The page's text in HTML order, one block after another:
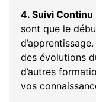
4. Suivi Continu
sont que le
des évolutions
d’autres
vos